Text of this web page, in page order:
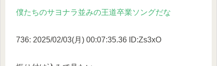
僕たちのサヨナラ並みの王道卒業ソングだな
736: 2025/02/03(月) 00:07:35.36 ID:Zs3xO